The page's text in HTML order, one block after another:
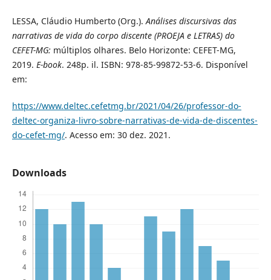
LESSA, Cláudio Humberto (Org.).Análises discursivas das
narrativas de vida do corpo discente (PROEJA e LETRAS) do
CEFET-MG: múltiplos olhares. Belo Horizonte: CEFET-MG,
2019. E-book. 248p. il. ISBN: 978-85-99872-53-6. Disponível
em:
https://www.deltec.cefetmg.br/2021/04/26/professor-do-
deltec-organiza-livro-sobre-narrativas-de-vida-de-discentes-
do-cefet-mg/. Acesso em: 30 dez. 2021.
Downloads